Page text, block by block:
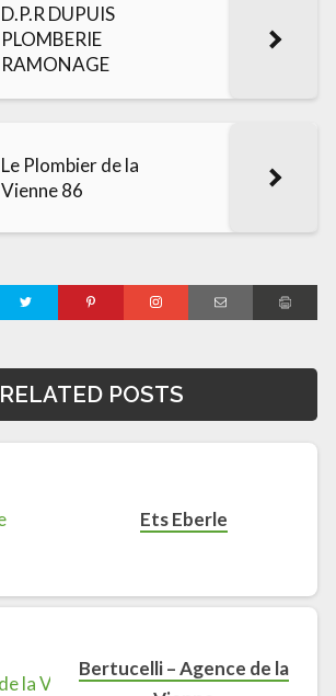
D.P.R DUPUIS
PLOMBERIE
RAMONAGE
Le Plombier de la
Vienne 86
RELATED POSTS
Ets Eberle
Bertucelli – Agence de la